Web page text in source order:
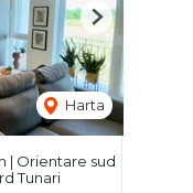
Harta
Next
| Orientare sud
Tunari